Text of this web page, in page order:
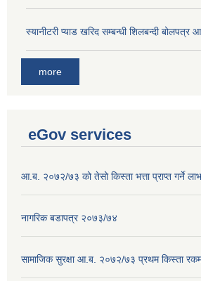
स्यानीटरी प्याड खरिद सम्बन्धी शिलबन्दी बोलपत्र
more
eGov services
आ.ब. २०७२/७३ को तेसो किस्ता भत्ता प्राप्त गर्ने
नागरिक बडापत्र २०७३/७४
सामाजिक सुरक्षा आ.ब. २०७२/७३ प्रथम किस्ता रकम